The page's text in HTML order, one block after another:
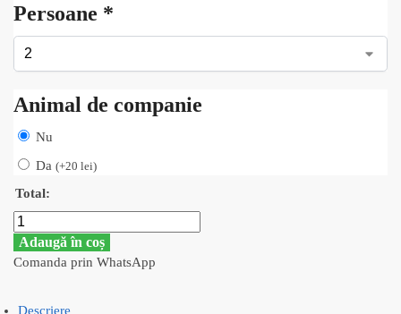
Persoane *
Animal de companie
Nu
Da (+20 lei)
Total:
Adaugă în coș
Comanda prin WhatsApp
Descriere